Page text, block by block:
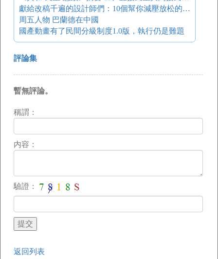
獻給改稿千遍的設計師們：10個幫你減壓放松的良心網站！
周五人物 巴蘭德在中國
國產動畫有了民間分級制度1.0版，執行仍是難題
評論集
暫無評論。
稱謂：
内容：
驗證：
返回列表